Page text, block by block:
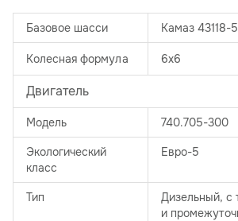
Базовое шасси Камаз 43118-
Колесная формула 6х6
Двигатель
Модель 740.705-300
Экологический
класс
Евро-5
Тип
Дизельный, с
и